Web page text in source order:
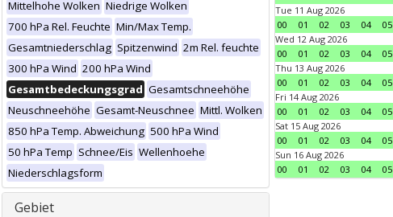
Mittelhohe Wolken Niedrige Wolken
700 hPa Rel. Feuchte Min/Max Temp.
Gesamtniederschlag Spitzenwind 2m Rel. feuchte
300 hPa Wind 200 hPa Wind
Gesamtbedeckungsgrad Gesamtschneehöhe
Neuschneehöhe Gesamt-Neuschnee Mittl. Wolken
850 hPa Temp. Abweichung 500 hPa Wind
50 hPa Temp Schnee/Eis Wellenhoehe
Niederschlagsform
Gebiet
Tue 11 Aug 2026
00
01 02 03 04 05
Wed 12 Aug 2026
00
01 02 03 04 05
Thu 13 Aug 2026
00
01 02 03 04 05
Fri 14 Aug 2026
00
01 02 03 04 05
Sat 15 Aug 2026
00
01 02 03 04 05
Sun 16 Aug 2026
00
01 02 03 04 05